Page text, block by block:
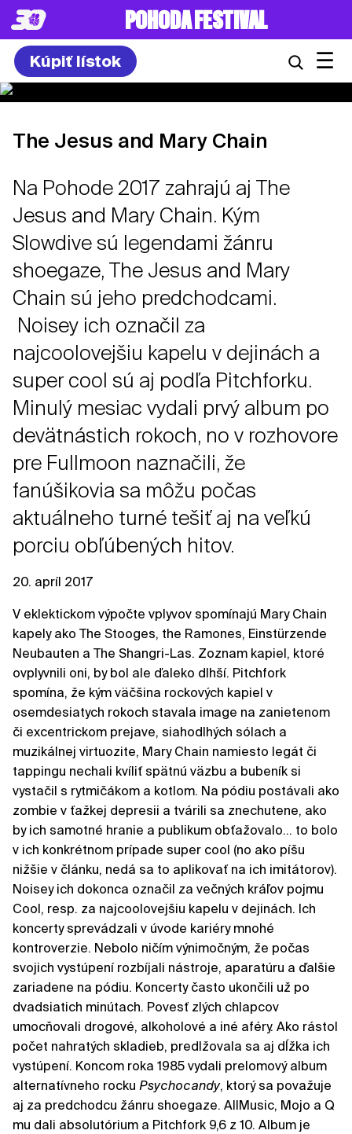
POHODA FESTIVAL
Kúpiť lístok ☰
The Jesus and Mary Chain
Na Pohode 2017 zahrajú aj The
Jesus and Mary Chain. Kým
Slowdive sú legendami žánru
shoegaze, The Jesus and Mary
Chain sú jeho predchodcami.
Noisey ich označil za
najcoolovejšiu kapelu v dejinách a
super cool sú aj podľa Pitchforku.
Minulý mesiac vydali prvý album po
devätnástich rokoch, no v rozhovore
pre Fullmoon naznačili, že
fanúšikovia sa môžu počas
aktuálneho turné tešiť aj na veľkú
porciu obľúbených hitov.
20. apríl 2017
V eklektickom výpočte vplyvov spomínajú Mary Chain
kapely ako The Stooges, the Ramones, Einstürzende
Neubauten a The Shangri-Las. Zoznam kapiel, ktoré
ovplyvnili oni, by bol ale ďaleko dlhší. Pitchfork
spomína, že kým väčšina rockových kapiel v
osemdesiatych rokoch stavala image na zanietenom
či excentrickom prejave, siahodlhých sólach a
muzikálnej virtuozite, Mary Chain namiesto legát či
tappingu nechali kvíliť spätnú väzbu a bubeník si
vystačil s rytmičákom a kotlom. Na pódiu postávali ako
zombie v ťažkej depresii a tvárili sa znechutene, ako
by ich samotné hranie a publikum obťažovalo... to bolo
v ich konkrétnom prípade super cool (no ako píšu
nižšie v článku, nedá sa to aplikovať na ich imitátorov).
Noisey ich dokonca označil za večných kráľov pojmu
Cool, resp. za najcoolovejšiu kapelu v dejinách. Ich
koncerty sprevádzali v úvode kariéry mnohé
kontroverzie. Nebolo ničím výnimočným, že počas
svojich vystúpení rozbíjali nástroje, aparatúru a ďalšie
zariadene na pódiu. Koncerty často ukončili už po
dvadsiatich minútach. Povesť zlých chlapcov
umocňovali drogové, alkoholové a iné aféry. Ako rástol
počet nahratých skladieb, predlžovala sa aj dĺžka ich
vystúpení. Koncom roka 1985 vydali prelomový album
alternatívneho rocku Psychocandy, ktorý sa považuje
aj za predchodcu žánru shoegaze. AllMusic, Mojo a Q
mu dali absolutórium a Pitchfork 9,6 z 10. Album je